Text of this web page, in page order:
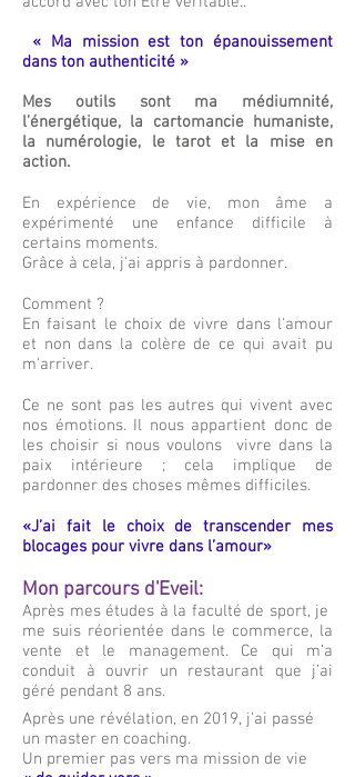
« Ma mission est ton épanouissement
dans ton authenticité »
Mes outils sont ma médiumnité,
l’énergétique, la cartomancie humaniste,
la numérologie, le tarot et la mise en
action.
En expérience de vie, mon âme a
expérimenté une enfance difficile à
certains moments.
Grâce à cela, j'ai appris à pardonner.
Comment ?
En faisant le choix de vivre dans l'amour
et non dans la colère de ce qui avait pu
m'arriver.
Ce ne sont pas les autres qui vivent avec
nos émotions. Il nous appartient donc de
les choisir si nous voulons vivre dans la
paix intérieure ; cela implique de
pardonner des choses mêmes difficiles.
«J’ai fait le choix de transcender mes
blocages pour vivre dans l’amour»
Mon parcours d'Eveil:
Après mes études à la faculté de sport, je
me suis réorientée dans le commerce, la
vente et le management. Ce qui m’a
conduit à ouvrir un restaurant que j’ai
géré pendant 8 ans.
Après une révélation, en 2019, j’ai passé
un master en coaching.
Un premier pas vers ma mission de vie